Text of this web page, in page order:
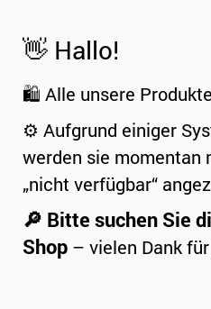
👋 Hallo!
🛍️ Alle unsere
⚙️ Aufgrund einiger
werden sie momentan
„nicht verfügbar“
🔎 Bitte suchen Sie
Shop – vielen Dank